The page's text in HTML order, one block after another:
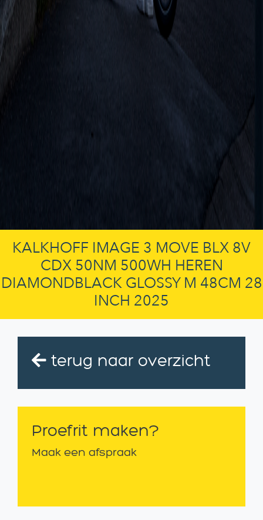
KALKHOFF IMAGE 3 MOVE BLX 8V
CDX 50NM 500WH HEREN
DIAMONDBLACK GLOSSY M 48CM 28
INCH 2025
terug naar overzicht
Proefrit maken?
Maak een afspraak